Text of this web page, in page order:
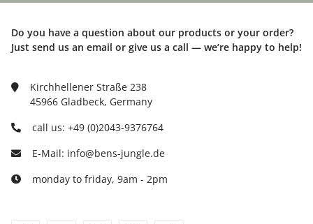
Do you have a question about our products or your order?
Just send us an email or give us a call — we’re happy to help!
Kirchhellener Straße 238
45966 Gladbeck, Germany
call us: +49 (0)2043-9376764
E-Mail: info@bens-jungle.de
monday to friday, 9am - 2pm